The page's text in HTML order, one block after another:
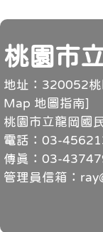
頁尾
桃園市
地址：320052
Map 地圖指南]
桃園市立龍岡國
電話：03-
傳真：03-
管理員信箱：